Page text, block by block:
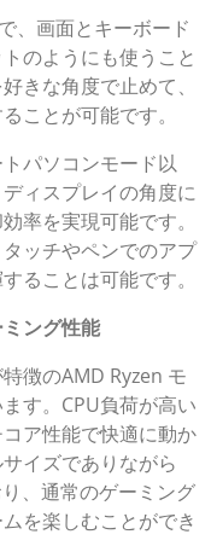
、画面とキーボード
のようにも使うこと
きな角度で止めて、
ことが可能です。
パソコンモード以
ィスプレイの角度に
率を実現可能です。
ッチやペンでのアプ
ることは可能です。
ング性能
徴のAMD Ryzen モ
す。CPU負荷が高い
ア性能で快適に動か
イズでありながら
、通常のゲーミング
を楽しむことができ